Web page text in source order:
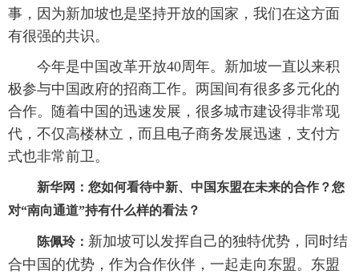
事，因为新加坡也是坚持开放的国家，我们在这方面
有很强的共识。
今年是中国改革开放40周年。新加坡一直以来积
极参与中国政府的招商工作。两国间有很多多元化的
合作。随着中国的迅速发展，很多城市建设得非常现
代，不仅高楼林立，而且电子商务发展迅速，支付方
式也非常前卫。
新华网：您如何看待中新、中国东盟在未来的合作？您
对“南向通道”持有什么样的看法？
陈佩玲： 新加坡可以发挥自己的独特优势，同时结
合中国的优势，作为合作伙伴，一起走向东盟。东盟